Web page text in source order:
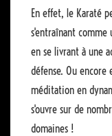
En effet, le Karaté
s'entraînant
en se livrant à une
défense. Ou
méditation en
s'ouvre sur de
domaines !